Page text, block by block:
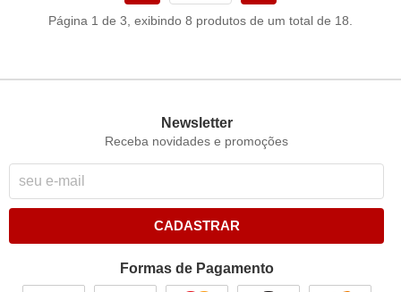
Página 1 de 3, exibindo 8 produtos de um total de 18.
Newsletter
Receba novidades e promoções
CADASTRAR
Formas de Pagamento